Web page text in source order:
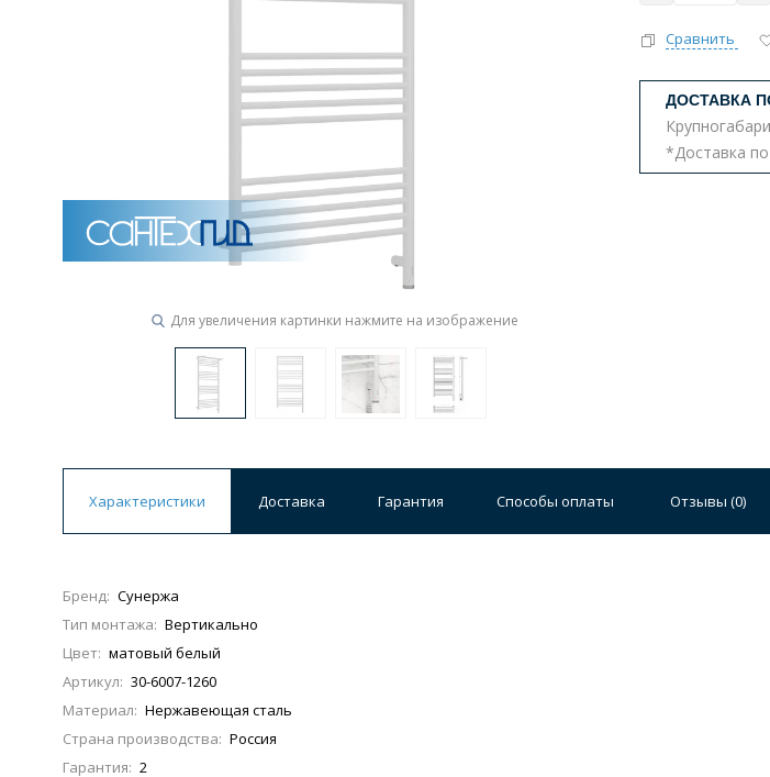
Мебель для ванных комнат
Тумбы для ванной Зеркало шкаф
19 категорий
Кухонные мойки
15 категорий
Из искусственного камня
Для увеличения картинки нажмите на изображение
Сравнить
ДОСТАВКА
*Доставка
Характеристики Доставка Гарантия Способы оплаты Отзывы (0)
Бренд: Сунержа
Тип монтажа: Вертикально
Цвет: матовый белый
Артикул: 30-6007-1260
Материал: Нержавеющая сталь
Страна производства: Россия
Гарантия: 2